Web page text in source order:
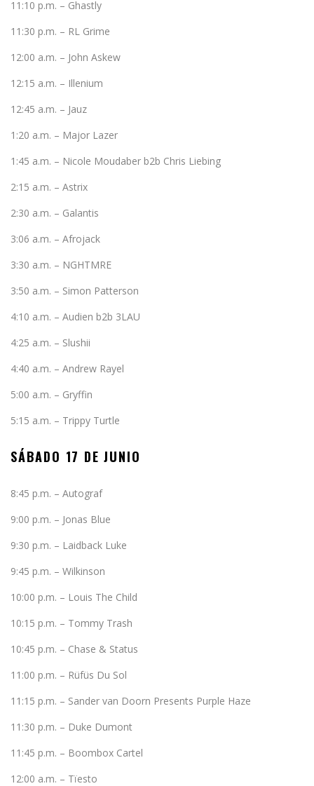
11:10 p.m. – Ghastly
11:30 p.m. – RL Grime
12:00 a.m. – John Askew
12:15 a.m. – Illenium
12:45 a.m. – Jauz
1:20 a.m. – Major Lazer
1:45 a.m. – Nicole Moudaber b2b Chris Liebing
2:15 a.m. – Astrix
2:30 a.m. – Galantis
3:06 a.m. – Afrojack
3:30 a.m. – NGHTMRE
3:50 a.m. – Simon Patterson
4:10 a.m. – Audien b2b 3LAU
4:25 a.m. – Slushii
4:40 a.m. – Andrew Rayel
5:00 a.m. – Gryffin
5:15 a.m. – Trippy Turtle
SÁBADO 17 DE JUNIO
8:45 p.m. – Autograf
9:00 p.m. – Jonas Blue
9:30 p.m. – Laidback Luke
9:45 p.m. – Wilkinson
10:00 p.m. – Louis The Child
10:15 p.m. – Tommy Trash
10:45 p.m. – Chase & Status
11:00 p.m. – Rüfüs Du Sol
11:15 p.m. – Sander van Doorn Presents Purple Haze
11:30 p.m. – Duke Dumont
11:45 p.m. – Boombox Cartel
12:00 a.m. – Tïesto